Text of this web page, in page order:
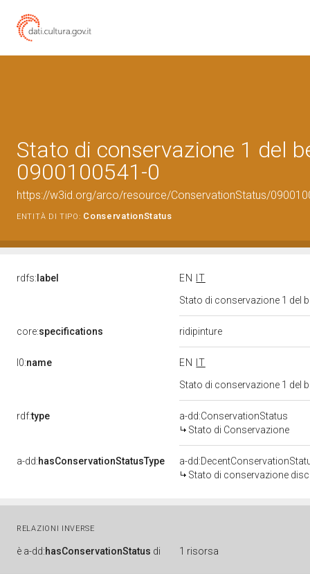
Stato di conservazione 1 del
0900100541-0
https://w3id.org/arco/resource/ConservationStatus/
ENTITÀ DI TIPO: ConservationStatus
rdfs: label EN
IT
Stato di conservazione 1 del
core:specifications ridipinture
l0:name EN
IT
Stato di conservazione 1 del
rdf:type
a-dd:ConservationStatus
Stato di Conservazione
a-dd:hasConservationStatusType
a-
Stato di conservazione
RELAZIONI INVERSE
è a-dd:hasConservationStatus di 1 risorsa